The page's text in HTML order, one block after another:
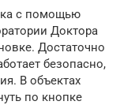
с помощью
Доктора
Достаточно
безопасно,
В объектах
по кнопке